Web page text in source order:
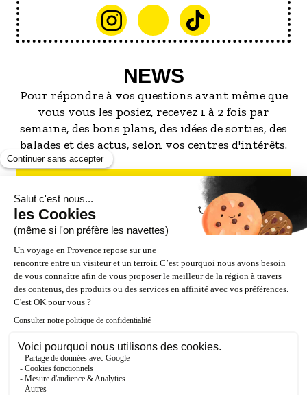
NEWS
Pour répondre à vos questions avant même que
vous vous les posiez, recevez 1 à 2 fois par
semaine, des bons plans, des idées de sorties, des
balades et des actus, selon vos centres d'intérêts.
S'INSCRIRE À LA NEWSLETTER
NOS PARTENAIRES
ESPACE PRO / PRESSE